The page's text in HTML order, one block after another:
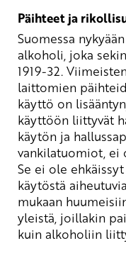
Päihteet ja
Suomessa
alkoholi, joka
1919-32.
laittomien
käyttö on
käyttöön liittyvät
käytön ja
vankilatuomiot, ei
Se ei ole
käytöstä
mukaan
yleistä, joillakin
kuin alkoholiin